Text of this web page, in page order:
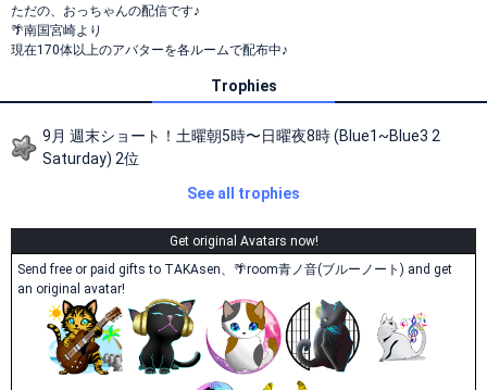
ただの、おっちゃんの配信です♪
🌴南国宮崎より
現在170体以上のアバターを各ルームで配布中♪
Trophies
9月 週末ショート！土曜朝5時〜日曜夜8時 (Blue1~Blue3 2
Saturday) 2位
See all trophies
Get original Avatars now!
Send free or paid gifts to TAKAsen、🌴room青ノ音(ブルーノート) and get
an original avatar!